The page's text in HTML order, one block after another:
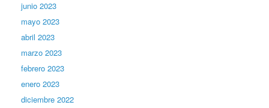
junio 2023
mayo 2023
abril 2023
marzo 2023
febrero 2023
enero 2023
diciembre 2022